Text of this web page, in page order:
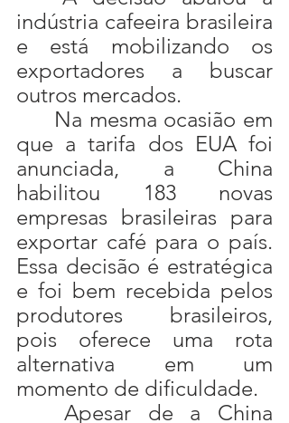
indústria cafeeira brasileira
e está mobilizando os
exportadores a buscar
outros mercados.
que a tarifa dos EUA foi
anunciada, a China
habilitou 183 novas
empresas brasileiras para
exportar café para o país.
Essa decisão é estratégica
e foi bem recebida pelos
produtores brasileiros,
pois oferece uma rota
alternativa em um
momento de dificuldade.